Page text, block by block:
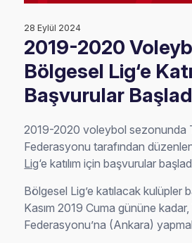
28 Eylül 2024
2019-2020
Bölgesel Lig‘e
Başvurular
2019-2020 voleybol sezonunda
Federasyonu tarafından
Lig‘e katılım için başvurular
Bölgesel Lig’e katılacak kulüpler
Kasım 2019 Cuma gününe
Federasyonu’na (Ankara)